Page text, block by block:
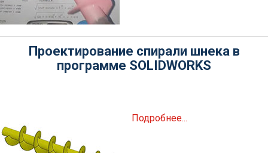
Проектирование спирали шнека в
программе SOLIDWORKS
Подробнее...